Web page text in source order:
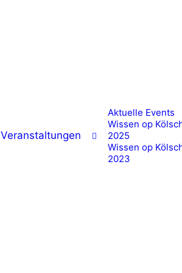
Veranstaltungen
Aktuelle Events
Wissen op
2025
Wissen op
2023